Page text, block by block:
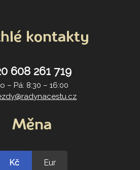
kontakty
608 261 719
– Pá: 8:30 – 16:00
Měna
Kč Eur